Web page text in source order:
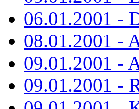
06.01.2001 -
08.01.2001 -
09.01.2001 -
09.01.2001 -